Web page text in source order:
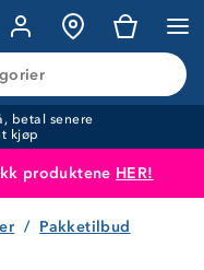
betal senere
kjøp
produktene HER!
Til kassen
Pakketilbud